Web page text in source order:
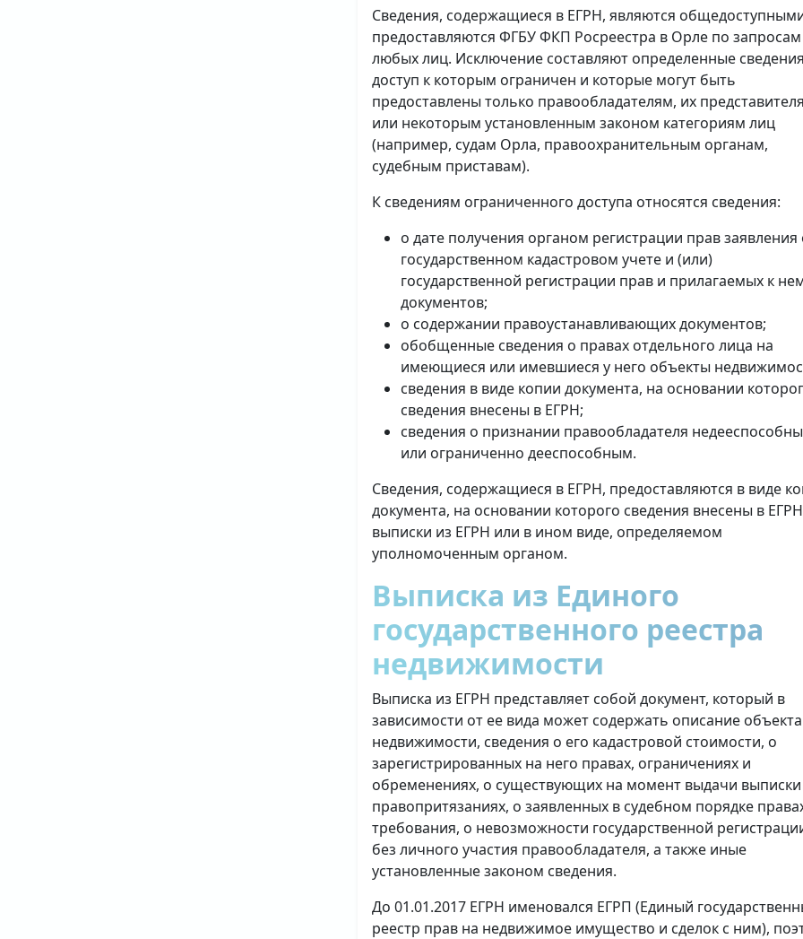
Сведения, содержащиеся в ЕГРН, являются
предоставляются ФГБУ ФКП Росреестра в Орле по запросам
любых лиц. Исключение составляют определенные
доступ к которым ограничен и которые могут быть
предоставлены только правообладателям, их
или некоторым установленным законом категориям лиц
(например, судам Орла, правоохранительным органам,
судебным приставам).
К сведениям ограниченного доступа относятся сведения:
о дате получения органом регистрации прав заявления
государственном кадастровом учете и (или)
государственной регистрации прав и прилагаемых к
документов;
о содержании правоустанавливающих документов;
обобщенные сведения о правах отдельного лица на
имеющиеся или имевшиеся у него объекты
сведения в виде копии документа, на основании
сведения внесены в ЕГРН;
сведения о признании правообладателя
или ограниченно дееспособным.
Сведения, содержащиеся в ЕГРН, предоставляются в виде
документа, на основании которого сведения внесены в
выписки из ЕГРН или в ином виде, определяемом
уполномоченным органом.
Выписка из Единого
государственного реестра
недвижимости
Выписка из ЕГРН представляет собой документ, который в
зависимости от ее вида может содержать описание объекта
недвижимости, сведения о его кадастровой стоимости, о
зарегистрированных на него правах, ограничениях и
обременениях, о существующих на момент выдачи выписки
правопритязаниях, о заявленных в судебном порядке
требования, о невозможности государственной
без личного участия правообладателя, а также иные
установленные законом сведения.
До 01.01.2017 ЕГРН именовался ЕГРП (Единый
реестр прав на недвижимое имущество и сделок с ним),